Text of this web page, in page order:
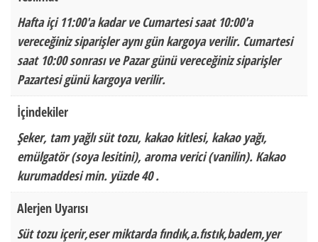
Hafta içi 11:00'a kadar ve Cumartesi saat 10:00'a
vereceğiniz siparişler aynı gün kargoya verilir. Cumartesi
saat 10:00 sonrası ve Pazar günü vereceğiniz siparişler
Pazartesi günü kargoya verilir.
İçindekiler
Şeker, tam yağlı süt tozu, kakao kitlesi, kakao yağı,
emülgatör (soya lesitini), aroma verici (vanilin). Kakao
kurumaddesi min. yüzde 40 .
Alerjen Uyarısı
Süt tozu içerir,eser miktarda fındık,a.fıstık,badem,yer